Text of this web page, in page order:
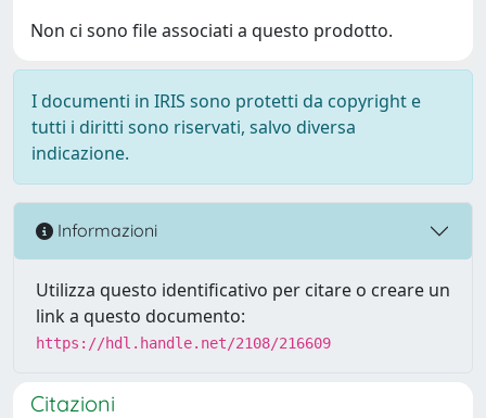
Non ci sono file associati a questo prodotto.
I documenti in IRIS sono protetti da copyright e
tutti i diritti sono riservati, salvo diversa
indicazione.
Informazioni
Utilizza questo identificativo per citare o creare un
link a questo documento:
https://hdl.handle.net/2108/216609
Citazioni